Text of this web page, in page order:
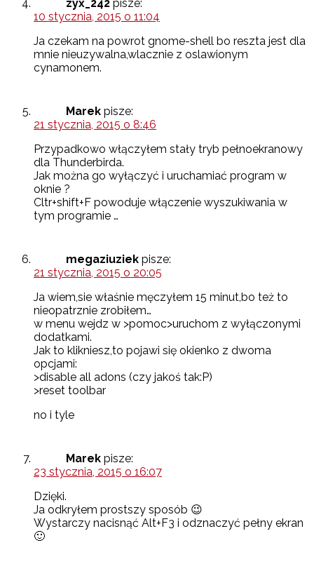
zyx_242 pisze:
10 stycznia, 2015 o 11:04
Ja czekam na powrot gnome-shell bo reszta jest dla
mnie nieuzywalna,wlacznie z oslawionym
cynamonem.
Marek pisze:
21 stycznia, 2015 o 8:46
Przypadkowo włączyłem stały tryb pełnoekranowy
dla Thunderbirda.
Jak można go wyłączyć i uruchamiać program w
oknie ?
Cltr+shift+F powoduje włączenie wyszukiwania w
tym programie …
megaziuziek pisze:
21 stycznia, 2015 o 20:05
Ja wiem,sie właśnie męczyłem 15 minut,bo też to
nieopatrznie zrobiłem…
w menu wejdz w >pomoc>uruchom z wyłączonymi
dodatkami.
Jak to klikniesz,to pojawi się okienko z dwoma
opcjami:
>disable all adons (czy jakoś tak:P)
>reset toolbar
no i tyle
Marek pisze:
23 stycznia, 2015 o 16:07
Dzięki.
Ja odkryłem prostszy sposób 😉
Wystarczy nacisnąć Alt+F3 i odznaczyć pełny ekran
🙂